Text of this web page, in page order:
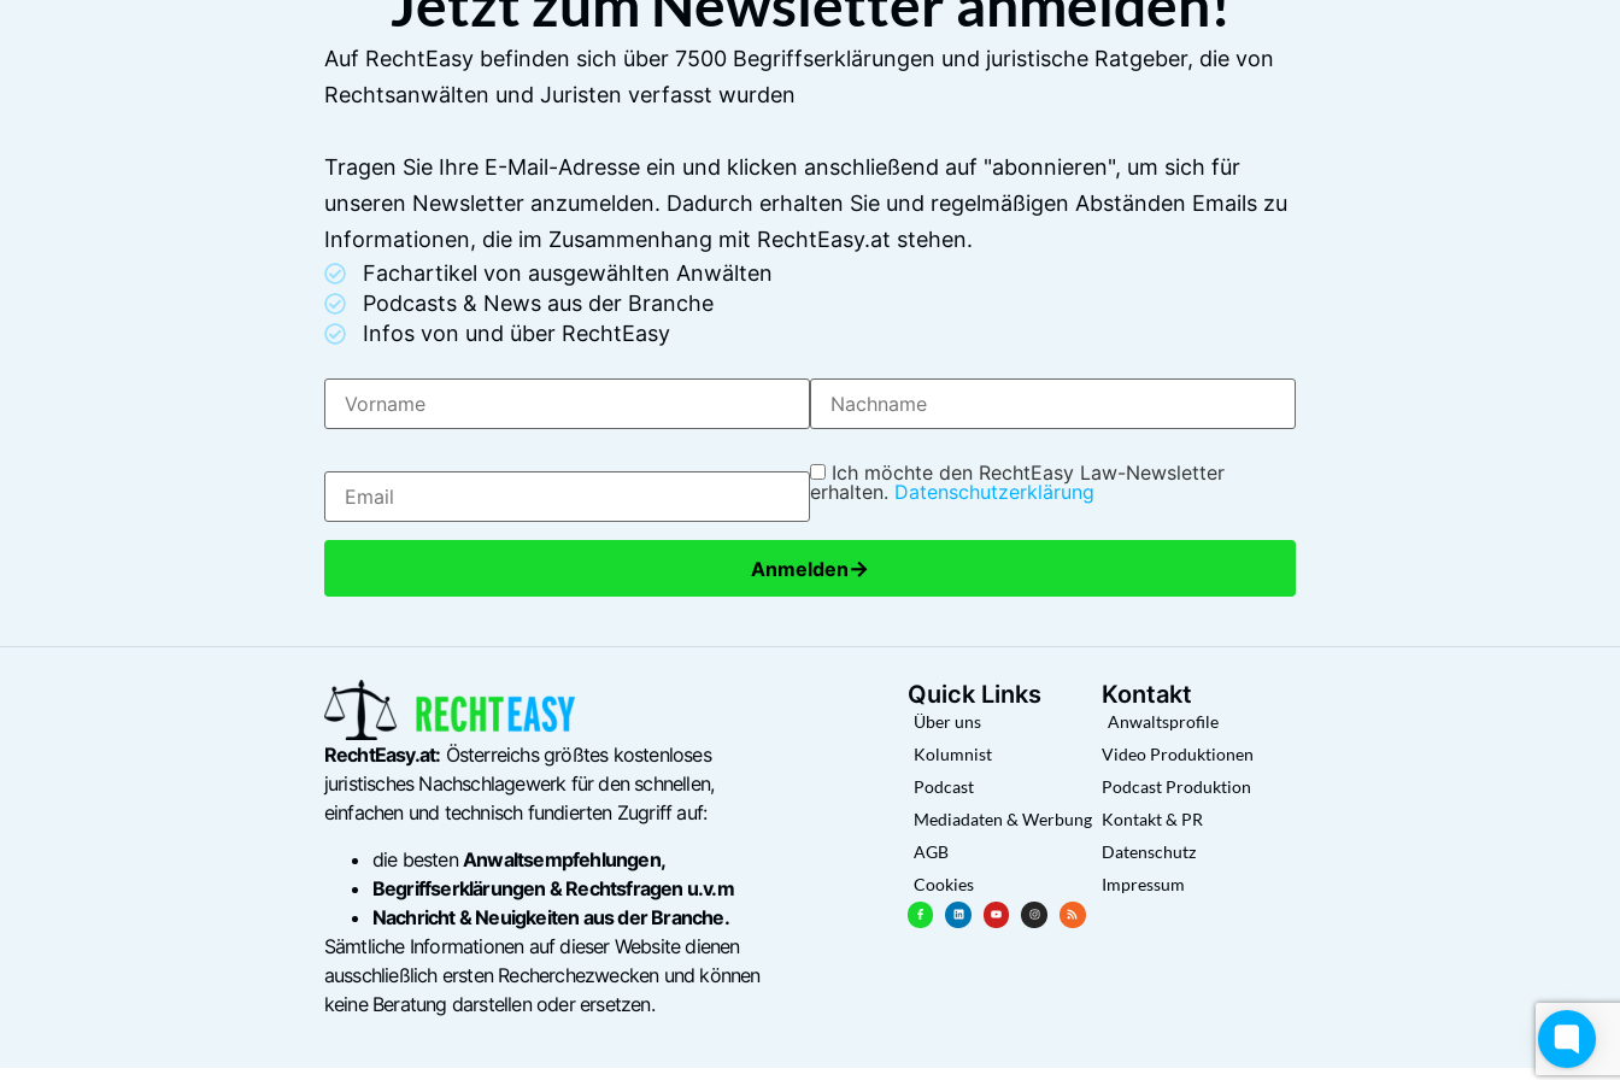
Auf RechtEasy befinden sich über 7500 Begriffserklärungen und juristische Ratgeber, die von
Rechtsanwälten und Juristen verfasst wurden
Tragen Sie Ihre E-Mail-Adresse ein und klicken anschließend auf "abonnieren", um sich für
unseren Newsletter anzumelden. Dadurch erhalten Sie und regelmäßigen Abständen Emails zu
Informationen, die im Zusammenhang mit RechtEasy.at stehen.
Fachartikel von ausgewählten Anwälten
Podcasts & News aus der Branche
Infos von und über RechtEasy
Ich möchte den RechtEasy Law-Newsletter
erhalten. Datenschutzerklärung
Anmelden→
RechtEasy.at: Österreichs größtes kostenloses
juristisches Nachschlagewerk für den schnellen,
einfachen und technisch fundierten Zugriff auf:
die bestenAnwaltsempfehlungen,
Begriffserklärungen & Rechtsfragen u.v.m
Nachricht & Neuigkeiten aus der Branche.
Sämtliche Informationen auf dieser Website dienen
ausschließlich ersten Recherchezwecken und können
keine Beratung darstellen oder ersetzen.
Quick Links
Über uns
Kolumnist
Podcast
Mediadaten & Werbung
AGB
Cookies
Kontakt
Anwaltsprofile
Video Produktionen
Podcast Produktion
Kontakt & PR
Datenschutz
Impressum